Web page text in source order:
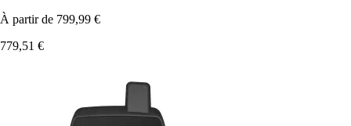
À partir de 799,99 €
779,51 €